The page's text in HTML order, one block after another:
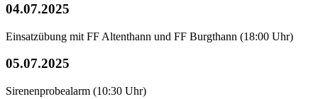
04.07.2025
Einsatzübung mit FF Altenthann und FF Burgthann (18:00 Uhr)
05.07.2025
Sirenenprobealarm (10:30 Uhr)